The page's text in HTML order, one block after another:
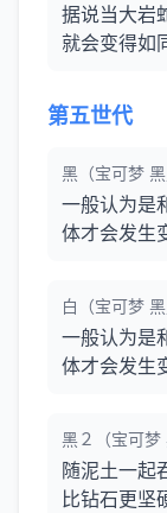
据说当大岩
就会变得如
第五世代
黑（宝可梦 黑
一般认为是
体才会发生
白（宝可梦 黑
一般认为是
体才会发生
黑２（宝可梦
随泥土一起
比钻石更坚